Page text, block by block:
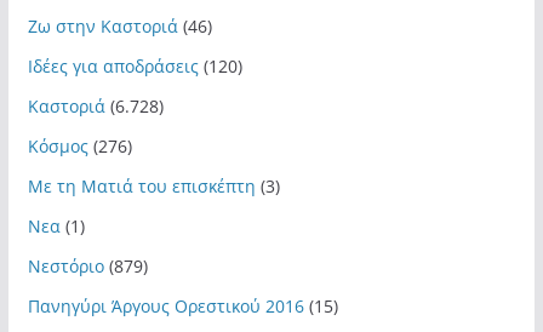
Ζω στην Καστοριά (46)
Ιδέες για αποδράσεις(120)
Καστοριά (6.728)
Κόσμος(276)
Με τη Ματιά του επισκέπτη (3)
Νεα (1)
Νεστόριο(879)
Πανηγύρι Άργους Ορεστικού 2016(15)